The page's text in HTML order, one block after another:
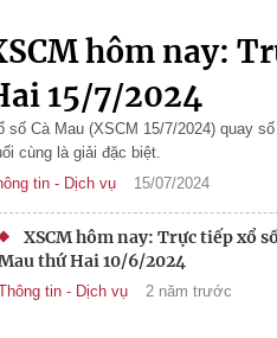
hôm nay:
15/7/2024
số Cà Mau (XSCM 15/7/2024) quay
cùng là giải đặc biệt.
tin - Dịch vụ
15/07/2024
XSCM hôm nay: Trực tiếp xổ
thứ Hai 10/6/2024
tin - Dịch vụ 2 năm trước